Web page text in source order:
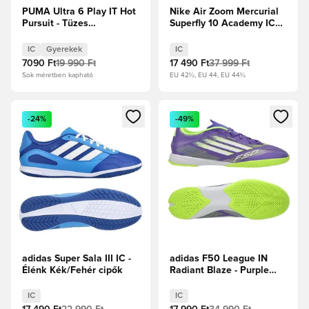
PUMA Ultra 6 Play IT Hot
Pursuit - Tüzes
piros Gyerek
IC Gyerekek
7090 Ft19 990 Ft
Sok méretben kapható
Nike Air Zoom Mercurial
Superfly 10 Academy IC
Flamingo/Fekete/Total
Crimson
IC
17 490 Ft37 999 Ft
EU 42½, EU 44, EU 44½
Megnyit egy modált a bejelentkezéshez vagy a tagként
-24%
adidas Super Sala III IC -
Élénk Kék/Fehér cipők
IC
Megnyit egy modált a
-49%
adidas F50 League IN
Radiant Blaze - Purple
Lemon
IC